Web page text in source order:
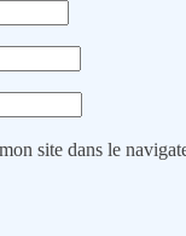
site dans le